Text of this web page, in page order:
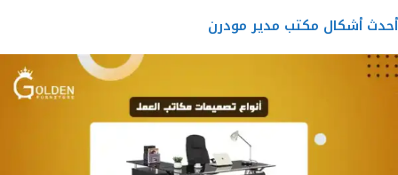
أحدث أشكال مكتب مدير مودرن